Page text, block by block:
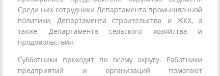
Среди них сотрудники Департамента промышленной
политики, Департамента строительства и ЖКХ, а
также Департамента сельского хозяйства и
продовольствия.
Субботники проходят по всему округу. Работники
предприятий и организаций помогают